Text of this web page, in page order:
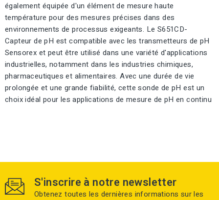
également équipée d'un élément de mesure haute
température pour des mesures précises dans des
environnements de processus exigeants. Le S651CD-
Capteur de pH est compatible avec les transmetteurs de pH
Sensorex et peut être utilisé dans une variété d'applications
industrielles, notamment dans les industries chimiques,
pharmaceutiques et alimentaires. Avec une durée de vie
prolongée et une grande fiabilité, cette sonde de pH est un
choix idéal pour les applications de mesure de pH en continu
S'inscrire à notre newsletter
Obtenez toutes les dernières informations sur les